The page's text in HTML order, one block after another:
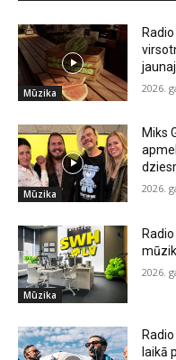
Mūzika 2026.
Mūzika
Miks
2026.
Mūzika
2026.
laikā